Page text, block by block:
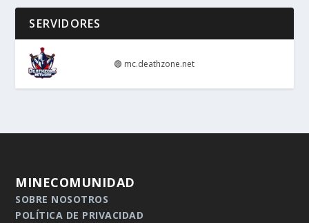
SERVIDORES
🟢 mc.deathzone.net
MINECOMUNIDAD
SOBRE NOSOTROS
POLÍTICA DE PRIVACIDAD